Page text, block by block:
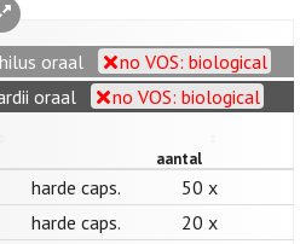
oraal
no VOS: biological
oraal
no VOS: biological
aantal
harde caps.
50 x
harde caps.
20 x